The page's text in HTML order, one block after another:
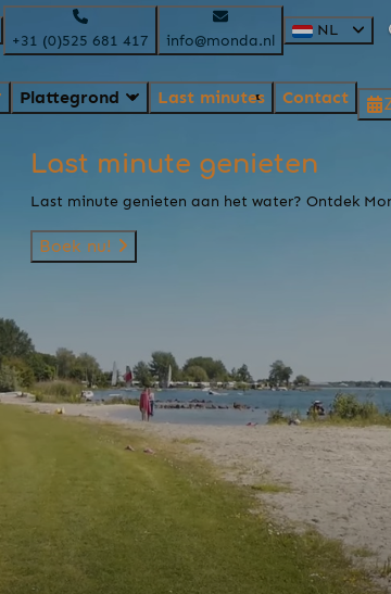
+31 (0)525 681 417 info@monda.nl
NL
Plattegrond Last minutes Contact
Last minute genieten
Last minute genieten aan het water? Ontdek
Boek nu!